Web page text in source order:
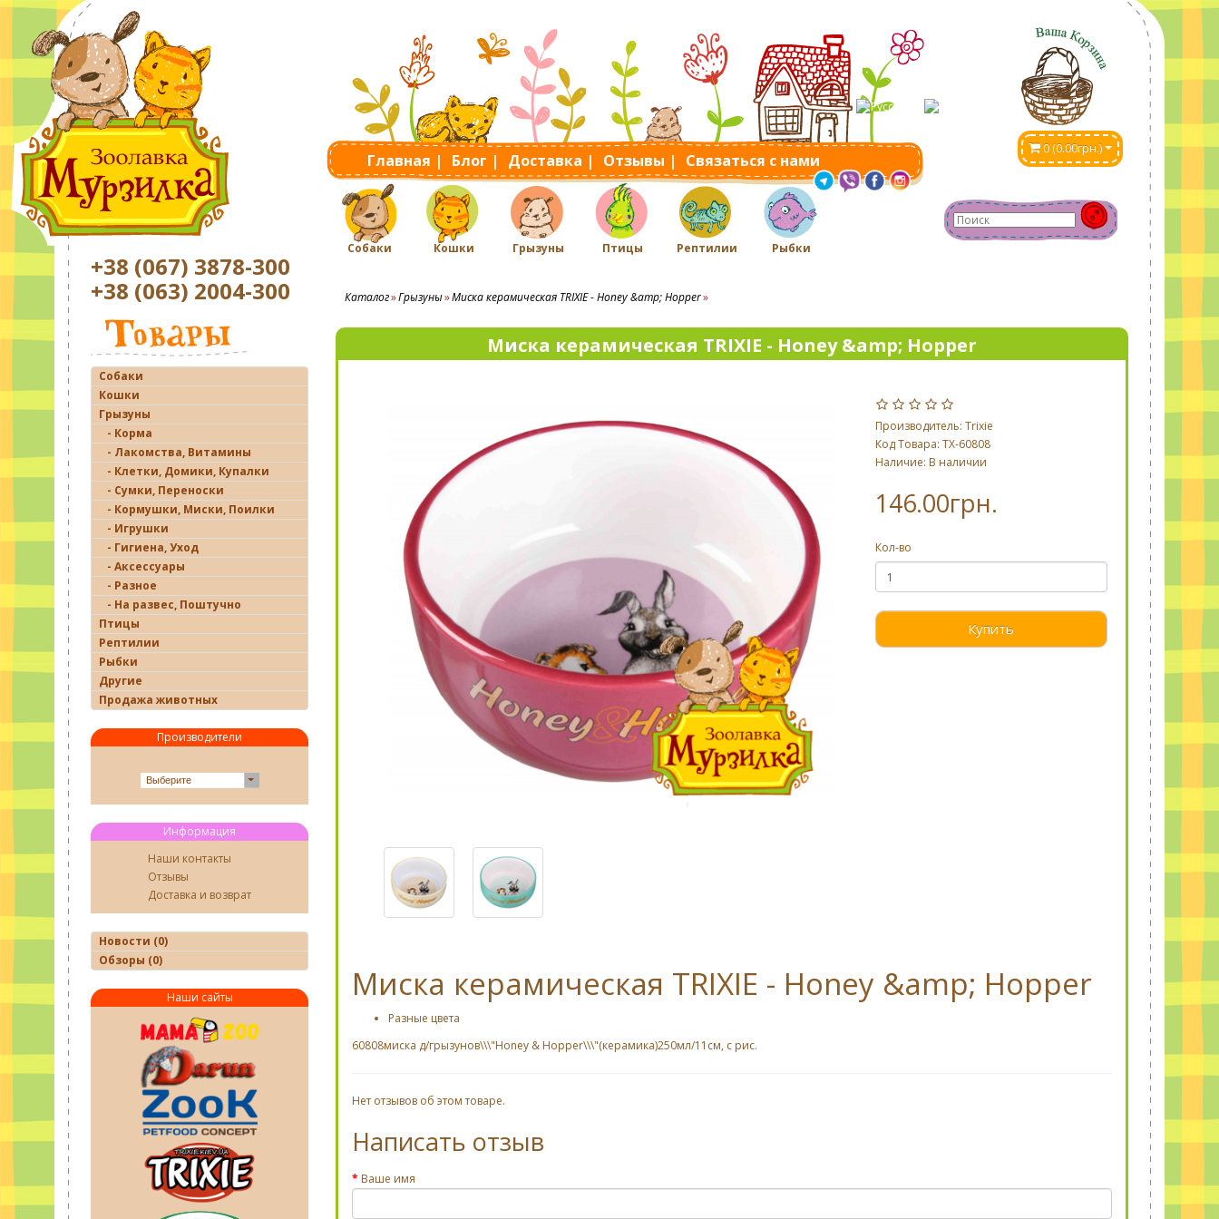
Главная | Блог | Доставка | Отзывы | Связаться с нами
0 (0.00грн.)
Собаки Кошки Грызуны Птицы Рептилии Рыбки
+38 (067) 3878-300
+38 (063) 2004-300
Собаки
Кошки
Грызуны
- Корма
- Лакомства, Витамины
- Клетки, Домики, Купалки
- Сумки, Переноски
- Кормушки, Миски, Поилки
- Игрушки
- Гигиена, Уход
- Аксессуары
- Разное
- На развес, Поштучно
Птицы
Рептилии
Рыбки
Другие
Продажа животных
Производители
Выберите
Информация
Наши контакты
Отзывы
Доставка и возврат
Новости (0)
Обзоры (0)
Наши сайты
Каталог Грызуны Миска керамическая TRIXIE - Honey &amp; Hopper
Миска керамическая TRIXIE - Honey &amp; Hopper
Производитель: Trixie
Код Товара: TX-60808
Наличие: В наличии
146.00грн.
Кол-во
Купить
Миска керамическая TRIXIE - Honey &amp; Hopper
Разные цвета
60808миска д/грызунов\\\"Honey & Hopper\\\"(керамика)250мл/11см, с рис.
Нет отзывов об этом товаре.
Написать отзыв
Ваше имя